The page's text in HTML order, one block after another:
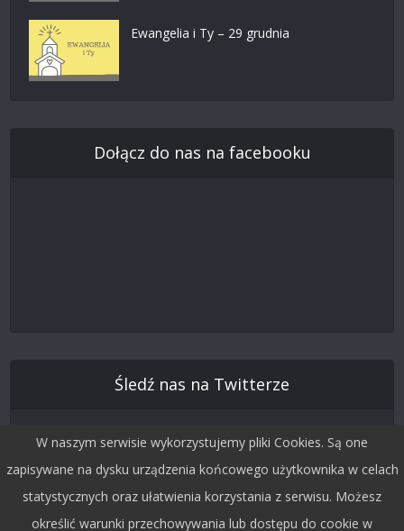
Ewangelia i Ty – 29 grudnia
Dołącz do nas na facebooku
Śledź nas na Twitterze
W naszym serwisie wykorzystujemy pliki Cookies. Są one
zapisywane na dysku urządzenia końcowego użytkownika w celach
statystycznych oraz ułatwienia korzystania z serwisu. Możesz
określić warunki przechowywania lub dostępu do cookie w